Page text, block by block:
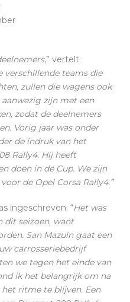
,” vertelt
verschillende teams die
zullen die wagens ook
zijn met een
zodat de deelnemers
Vorig jaar was onder
de indruk van het
Rally4. Hij heeft
doen in de Cup. We zijn
de Opel Corsa Rally4.”
ingeschreven. “Het was
dit seizoen, want
San Mazuin gaat een
carrosseriebedrijf
we tegen het einde van
ik het belangrijk om na
ritme te blijven. Een